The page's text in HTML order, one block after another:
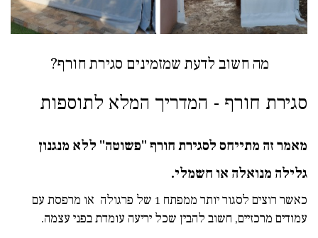
מה חשוב לדעת שמזמינים סגירת חורף?
סגירת חורף - המדריך המלא לתוספות
מאמר זה מתייחס לסגירת חורף"פשוטה" ללא מנגנון
גלילה מנואלה או חשמלי.
כ
אשר רוצים לסגור יותר ממפתח 1 של פרגולה או מרפסת עם
עמודים מרכזיים, חשוב להבין שכל יריעה עומדת בפני עצמה.